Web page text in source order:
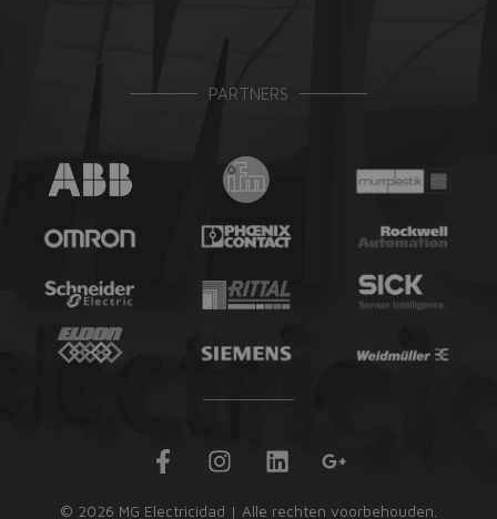
PARTNERS
F
a
I
n
s
L
i
G
o
© 2026 MG Electricidad | Alle rechten voorbehouden.